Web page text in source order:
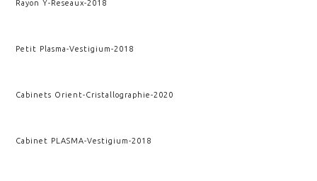
Rayon Y-Reseaux-2018
Petit Plasma-Vestigium-2018
Cabinets Orient-Cristallographie-2020
Cabinet PLASMA-Vestigium-2018